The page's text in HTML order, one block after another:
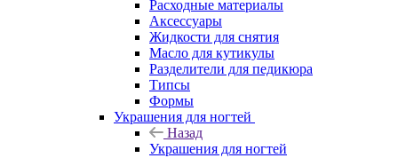
Расходные материалы
Аксессуары
Жидкости для снятия
Масло для кутикулы
Разделители для педикюра
Типсы
Формы
Украшения для ногтей
Назад
Украшения для ногтей